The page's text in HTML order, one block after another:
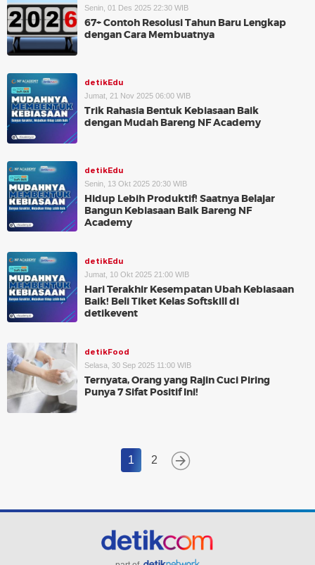
Senin, 01 Des 2025 22:30 WIB
67+ Contoh Resolusi Tahun Baru Lengkap
dengan Cara Membuatnya
detikEdu
Jumat, 21 Nov 2025 06:00 WIB
Trik Rahasia Bentuk Kebiasaan Baik
dengan Mudah Bareng NF Academy
detikEdu
Senin, 13 Okt 2025 20:30 WIB
Hidup Lebih Produktif! Saatnya Belajar
Bangun Kebiasaan Baik Bareng NF
Academy
detikEdu
Jumat, 10 Okt 2025 21:00 WIB
Hari Terakhir Kesempatan Ubah Kebiasaan
Baik! Beli Tiket Kelas Softskill di
detikevent
detikFood
Selasa, 30 Sep 2025 11:00 WIB
Ternyata, Orang yang Rajin Cuci Piring
Punya 7 Sifat Positif Ini!
1 2